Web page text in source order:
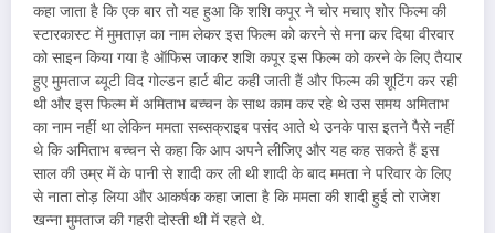
कहा जाता है कि एक बार तो यह हुआ कि शशि कपूर ने चोर मचाए शोर फिल्म की
स्टारकास्ट में मुमताज़ का नाम लेकर इस फिल्म को करने से मना कर दिया वीरवार
को साइन किया गया है ऑफिस जाकर शशि कपूर इस फिल्म को करने के लिए तैयार
हुए मुमताज ब्यूटी विद गोल्डन हार्ट बीट कही जाती हैं और फिल्म की शूटिंग कर रही
थी और इस फिल्म में अमिताभ बच्चन के साथ काम कर रहे थे उस समय अमिताभ
का नाम नहीं था लेकिन ममता सब्सक्राइब पसंद आते थे उनके पास इतने पैसे नहीं
थे कि अमिताभ बच्चन से कहा कि आप अपने लीजिए और यह कह सकते हैं इस
साल की उम्र में के पानी से शादी कर ली थी शादी के बाद ममता ने परिवार के लिए
से नाता तोड़ लिया और आकर्षक कहा जाता है कि ममता की शादी हुई तो राजेश
खन्ना मुमताज की गहरी दोस्ती थी में रहते थे.